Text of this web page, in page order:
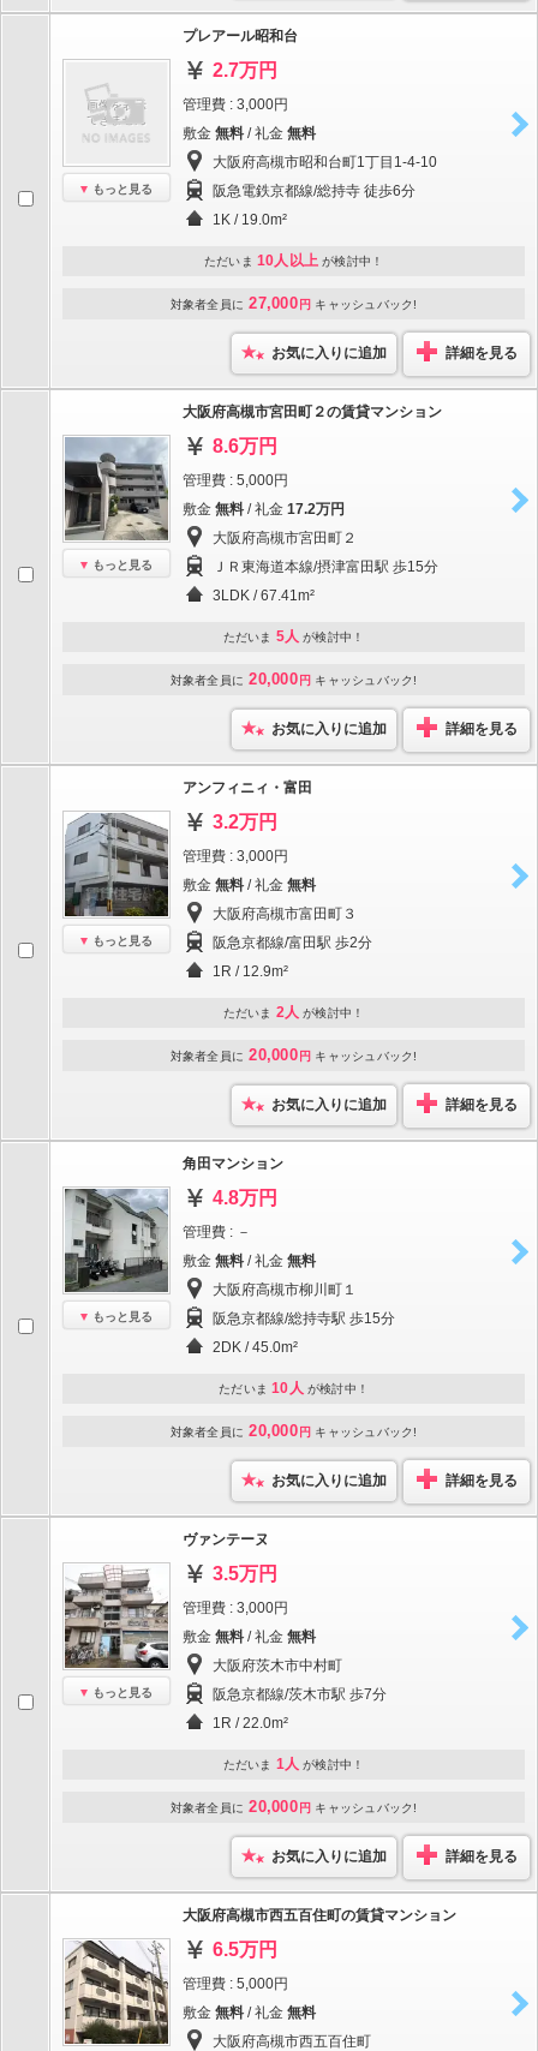
もっと見る
プレアール昭和台
2.7万円
管理費 : 3,000円
敷金 無料 / 礼金 無料
大阪府高槻市昭和台町1丁目1-4-10
阪急電鉄京都線/総持寺 徒歩6分
1K / 19.0m²
ただいま 10人以上 が検討中！
対象者全員に 27,000 円 キャッシュバック!
お気に入りに追加 詳細を見る
もっと見る
大阪府高槻市宮田町２の賃貸マンション
8.6万円
管理費 : 5,000円
敷金 無料 / 礼金 17.2万円
大阪府高槻市宮田町２
ＪＲ東海道本線/摂津富田駅 歩15分
3LDK / 67.41m²
ただいま 5人 が検討中！
対象者全員に 20,000 円 キャッシュバック!
お気に入りに追加 詳細を見る
もっと見る
アンフィニィ・富田
3.2万円
管理費 : 3,000円
敷金 無料 / 礼金 無料
大阪府高槻市富田町３
阪急京都線/富田駅 歩2分
1R / 12.9m²
ただいま 2人 が検討中！
対象者全員に 20,000 円 キャッシュバック!
お気に入りに追加 詳細を見る
もっと見る
角田マンション
4.8万円
管理費 : －
敷金 無料 / 礼金 無料
大阪府高槻市柳川町１
阪急京都線/総持寺駅 歩15分
2DK / 45.0m²
ただいま 10人 が検討中！
対象者全員に 20,000 円 キャッシュバック!
お気に入りに追加 詳細を見る
もっと見る
ヴァンテーヌ
3.5万円
管理費 : 3,000円
敷金 無料 / 礼金 無料
大阪府茨木市中村町
阪急京都線/茨木市駅 歩7分
1R / 22.0m²
ただいま 1人 が検討中！
対象者全員に 20,000 円 キャッシュバック!
お気に入りに追加 詳細を見る
大阪府高槻市西五百住町の賃貸マンション
6.5万円
管理費 : 5,000円
敷金 無料 / 礼金 無料
大阪府高槻市西五百住町